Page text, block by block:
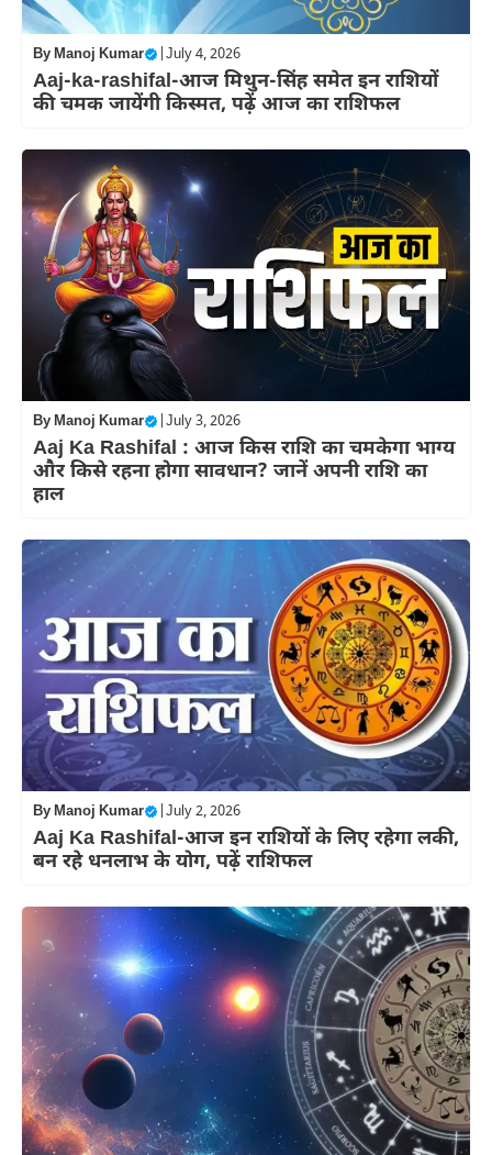
ByManoj Kumar July 4, 2026
Aaj-ka-rashifal-आज मिथुन-सिंह समेत इन राशियों
की चमक जायेंगी किस्मत, पढ़ें आज का राशिफल
ByManoj Kumar July 3, 2026
Aaj Ka Rashifal : आज किस राशि का चमकेगा भाग्य
और किसे रहना होगा सावधान? जानें अपनी राशि का
हाल
ByManoj Kumar July 2, 2026
Aaj Ka Rashifal-आज इन राशियों के लिए रहेगा लकी,
बन रहे धनलाभ के योग, पढ़ें राशिफल